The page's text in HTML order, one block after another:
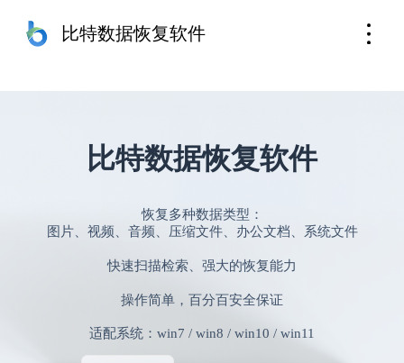
比特数据恢复软件
比特数据恢复软件
恢复多种数据类型：
图片、视频、音频、压缩文件、办公文档、系统文件
快速扫描检索、强大的恢复能力
操作简单，百分百安全保证
适配系统：win7 / win8 / win10 / win11